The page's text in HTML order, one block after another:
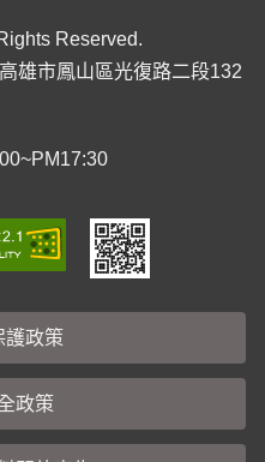
Reserved.
雄市鳳山區光復路二段132
護政策
政策